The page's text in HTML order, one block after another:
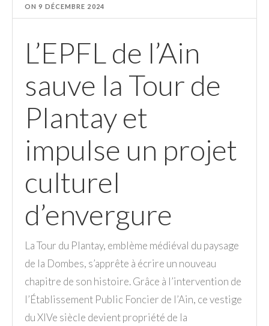
ON9 DÉCEMBRE 2024
L’EPFL de l’Ain
sauve la Tour de
Plantay et
impulse un projet
culturel
d’envergure
La Tour du Plantay, emblème médiéval du paysage
de la Dombes, s’apprête à écrire un nouveau
chapitre de son histoire. Grâce à l’intervention de
l’Établissement Public Foncier de l’Ain, ce vestige
du XIVe siècle devient propriété de la